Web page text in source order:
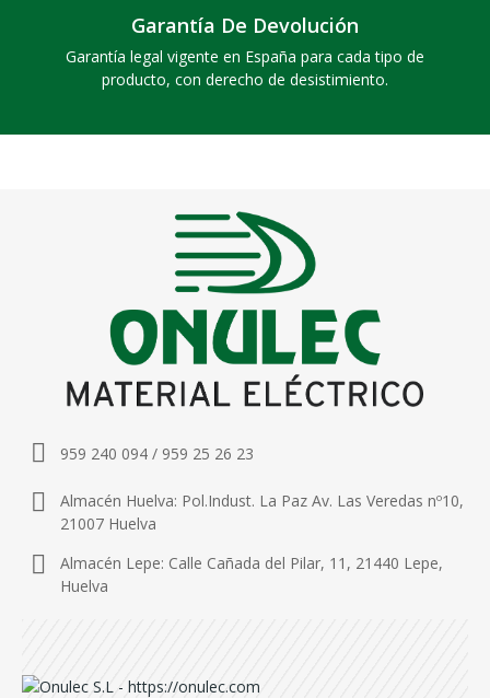
Garantía De Devolución
Garantía legal vigente en España para cada tipo de
producto, con derecho de desistimiento.
959 240 094 / 959 25 26 23
Almacén Huelva: Pol.Indust. La Paz Av. Las Veredas nº10,
21007 Huelva
Almacén Lepe: Calle Cañada del Pilar, 11, 21440 Lepe,
Huelva